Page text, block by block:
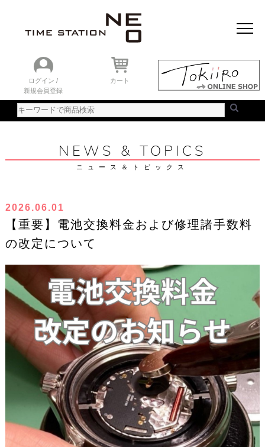
ログイン /
新規会員登録
カート
NEWS & TOPICS
ニュース＆トピックス
2026.06.01
【重要】電池交換料金および修理諸手数料
の改定について
おすすめアイテム
ニュース＆トピック
時計を探す
ランキング
ご利用ガイド